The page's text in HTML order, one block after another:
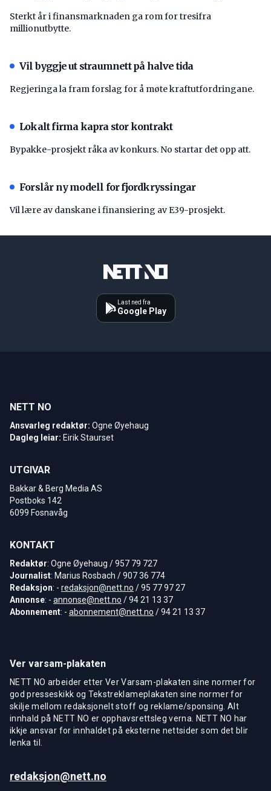
Sterkt år i finansmarknaden ga rom for tresifra
millionutbytte.
Vil byggje ut straumnett på halve tida
Regjeringa la fram forslag for å møte kraftutfordringane.
Lokalt firma kapra stor kontrakt
Bypakke-prosjekt råka av konkurs. No startar det opp att.
Forslår ny modell for fjordkryssingar
Vil lære av danskane i finansiering av E39-prosjekt.
Last ned fra
Google Play
NETT NO
Ansvarleg redaktør: Ogne Øyehaug
Dagleg leiar: Eirik Staurset
UTGIVAR
Bakkar & Berg Media AS
Postboks 142
6099 Fosnavåg
KONTAKT
Redaktør: Ogne Øyehaug / 957 79 727
Journalist: Marius Rosbach / 907 36 774
Redaksjon: - redaksjon@nett.no / 95 77 97 27
Annonse: - annonse@nett.no / 94 21 13 37
Abonnement: - abonnement@nett.no / 94 21 13 37
Ver varsam-plakaten
NETT NO arbeider etter Ver Varsam-plakaten sine normer for
god presseskikk og Tekstreklameplakaten sine normer for
skilje mellom redaksjonelt stoff og reklame/sponsing. Alt
innhald på NETT NO er opphavsrettsleg verna. NETT NO har
ikkje ansvar for innhaldet på eksterne nettsider som det blir
lenka til.
redaksjon@nett.no